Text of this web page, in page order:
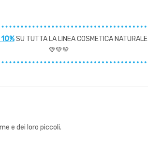
SU TUTTA LA LINEA COSMETICA NATURALE
💚💚💚
e dei loro piccoli.